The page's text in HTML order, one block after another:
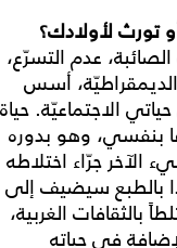
تورث لأولادك؟
عدم التسرّع،
الديمقراطيّة، أسس
الاجتماعيّة. حياة
بنفسي، وهو بدوره
الآخر جرّاء اختلاطه
بالطبع سيضيف إلى
بالثقافات الغربية،
في حياته